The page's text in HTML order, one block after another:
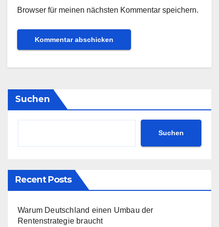
Browser für meinen nächsten Kommentar speichern.
Suchen
Suchen
Recent Posts
Warum Deutschland einen Umbau der
Rentenstrategie braucht